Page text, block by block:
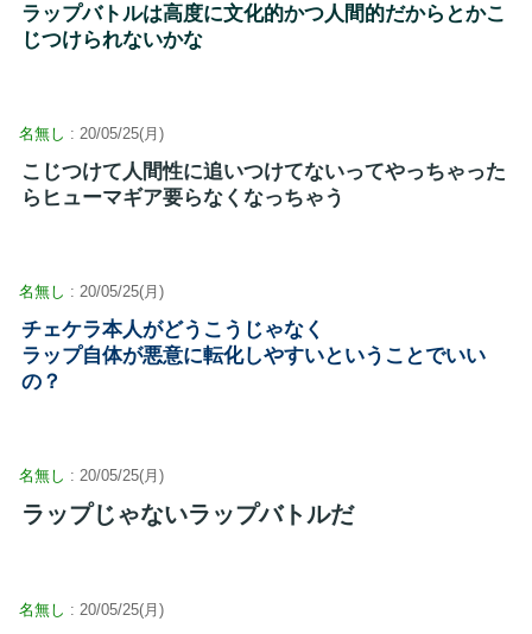
ラップバトルは高度に文化的かつ人間的だからとかこ
じつけられないかな
名無し : 20/05/25(月)
こじつけて人間性に追いつけてないってやっちゃった
らヒューマギア要らなくなっちゃう
名無し : 20/05/25(月)
チェケラ本人がどうこうじゃなく
ラップ自体が悪意に転化しやすいということでいい
の？
名無し : 20/05/25(月)
ラップじゃないラップバトルだ
名無し : 20/05/25(月)